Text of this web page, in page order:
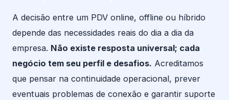
A decisão entre um PDV online, offline ou híbrido
depende das necessidades reais do dia a dia da
empresa. Não existe resposta universal; cada
negócio tem seu perfil e desafios. Acreditamos
que pensar na continuidade operacional, prever
eventuais problemas de conexão e garantir suporte